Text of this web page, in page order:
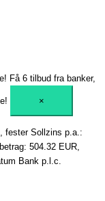
Få 6 tilbud fra banker,
×
fester Sollzins p.a.:
504.32 EUR,
Bank p.l.c.